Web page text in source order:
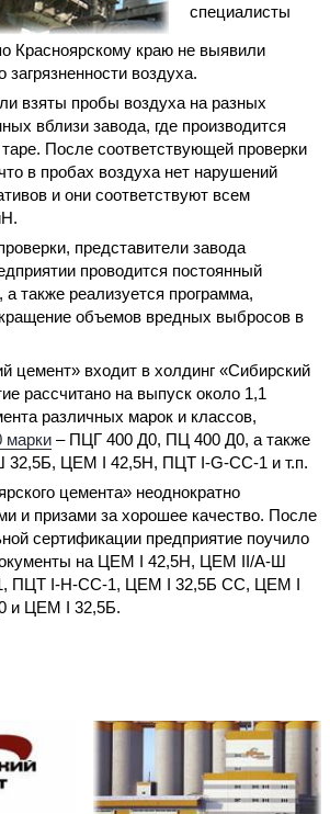
специалисты
Красноярскому краю не выявили
воздуха.
взяты пробы воздуха на разных
вблизи завода, где производится
таре. После соответствующей проверки
в пробах воздуха нет нарушений
и они соответствуют всем
представители завода
проводится постоянный
а также реализуется программа,
объемов вредных выбросов в
цемент» входит в холдинг «Сибирский
рассчитано на выпуск около 1,1
различных марок и классов,
марки – ПЦГ 400 Д0, ПЦ 400 Д0, а также
ЦЕМ I 42,5Н, ПЦТ I-G-CC-1 и т.п.
цемента» неоднократно
и призами за хорошее качество. После
сертификации предприятие поучило
на ЦЕМ I 42,5Н, ЦЕМ II/А-Ш
ПЦТ I-H-CC-1, ЦЕМ I 32,5Б СС, ЦЕМ I
и ЦЕМ I 32,5Б.